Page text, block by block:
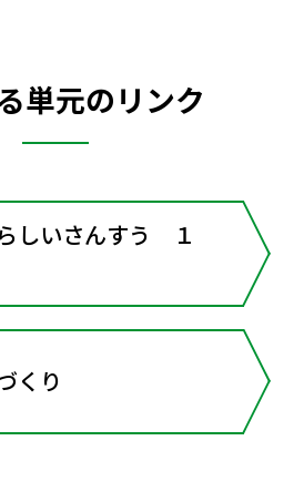
単元のリンク
しいさんすう １
くり